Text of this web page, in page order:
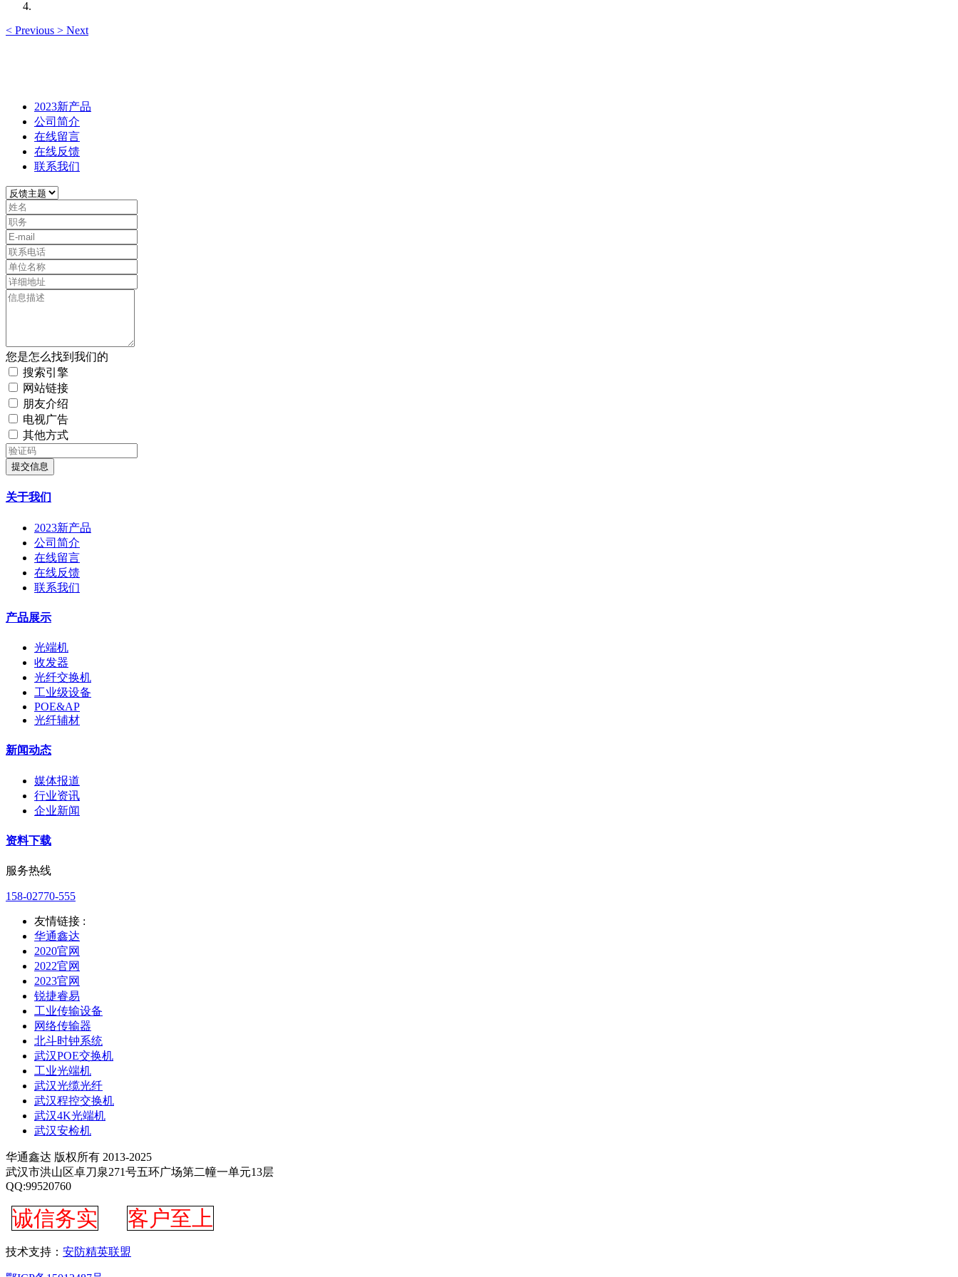
< Previous > Next
2023新产品
公司简介
在线留言
在线反馈
联系我们
您是怎么找到我们的
搜索引擎
网站链接
朋友介绍
电视广告
其他方式
提交信息
关于我们
2023新产品
公司简介
在线留言
在线反馈
联系我们
产品展示
光端机
收发器
光纤交换机
工业级设备
POE&AP
光纤辅材
新闻动态
媒体报道
行业资讯
企业新闻
资料下载
服务热线
158-02770-555
友情链接 :
华通鑫达
2020官网
2022官网
2023官网
锐捷睿易
工业传输设备
网络传输器
北斗时钟系统
武汉POE交换机
工业光端机
武汉光缆光纤
武汉程控交换机
武汉4K光端机
武汉安检机
华通鑫达 版权所有 2013-2025
武汉市洪山区卓刀泉271号五环广场第二幢一单元13层
QQ:99520760
诚信务实 客户至上
技术支持： 安防精英联盟